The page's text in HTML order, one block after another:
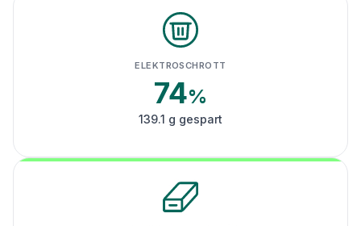
ELEKTROSCHROTT
74%
139.1 g gespart